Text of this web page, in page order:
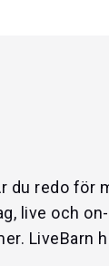
du redo för
live och
LiveBarn